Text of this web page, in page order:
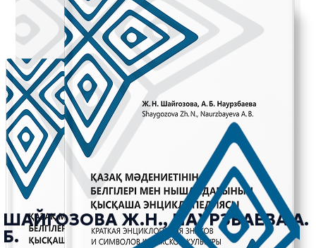
ШАЙГОЗОВА Ж.Н., НАУРЗБАЕВА А.
Б.